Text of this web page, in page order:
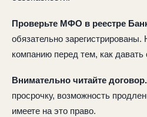
Проверьте МФО в реестре
обязательно
компанию перед тем, как
Внимательно читайте договор.
просрочку, возможность
имеете на это право.